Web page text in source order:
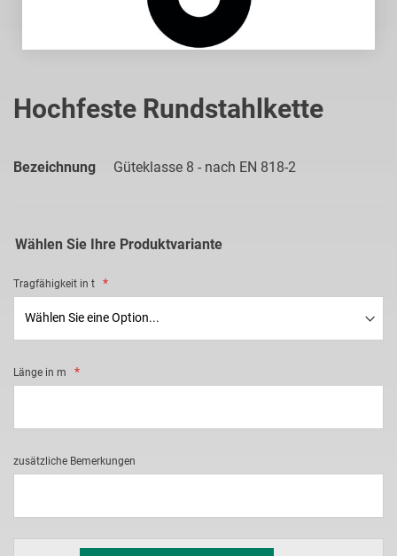
Hochfeste Rundstahlkette
Bezeichnung Güteklasse 8 - nach EN 818-2
Wählen Sie Ihre Produktvariante
Tragfähigkeit in t
Länge in m
zusätzliche Bemerkungen
Anfang
der
springen